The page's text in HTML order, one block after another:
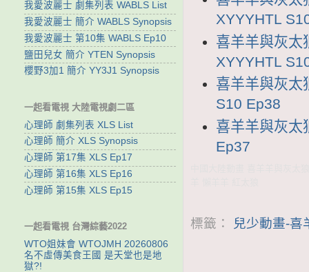
XYYYHTL
喜羊羊與灰太
XYYYHTL
喜羊羊與灰太
S10 Ep38
喜羊羊與灰太
Ep37
標籤： 兒少動畫-喜
我愛波麗士 劇集列表 WABLS List
我愛波麗士 簡介 WABLS Synopsis
我愛波麗士 第10集 WABLS Ep10
鹽田兒女 簡介 YTEN Synopsis
櫻野3加1 簡介 YY3J1 Synopsis
一起看電視 大陸電視劇二區
心理師 劇集列表 XLS List
心理師 簡介 XLS Synopsis
心理師 第17集 XLS Ep17
心理師 第16集 XLS Ep16
心理師 第15集 XLS Ep15
一起看電視 台灣綜藝2022
WTO姐妹會 WTOJMH 20260806
名不虛傳美食王國 是天堂也是地
獄?!